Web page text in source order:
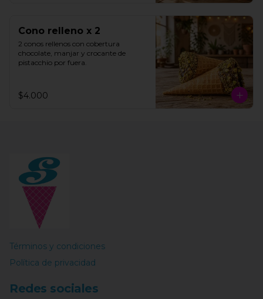
Cono relleno x 2
2 conos rellenos con cobertura
chocolate, manjar y crocante de
pistacchio por fuera.
$4.000
Términos y condiciones
Política de privacidad
Redes sociales